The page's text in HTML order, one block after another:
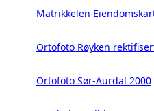
Matrikkelen
Ortofoto Røyken
Ortofoto Sør-Aurdal 2000